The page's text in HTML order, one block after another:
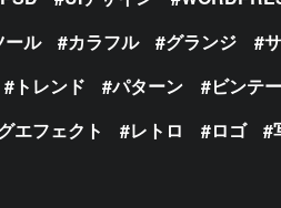
ール カラフル グランジ
トレンド パターン ビンテ
エフェクト レトロ ロゴ